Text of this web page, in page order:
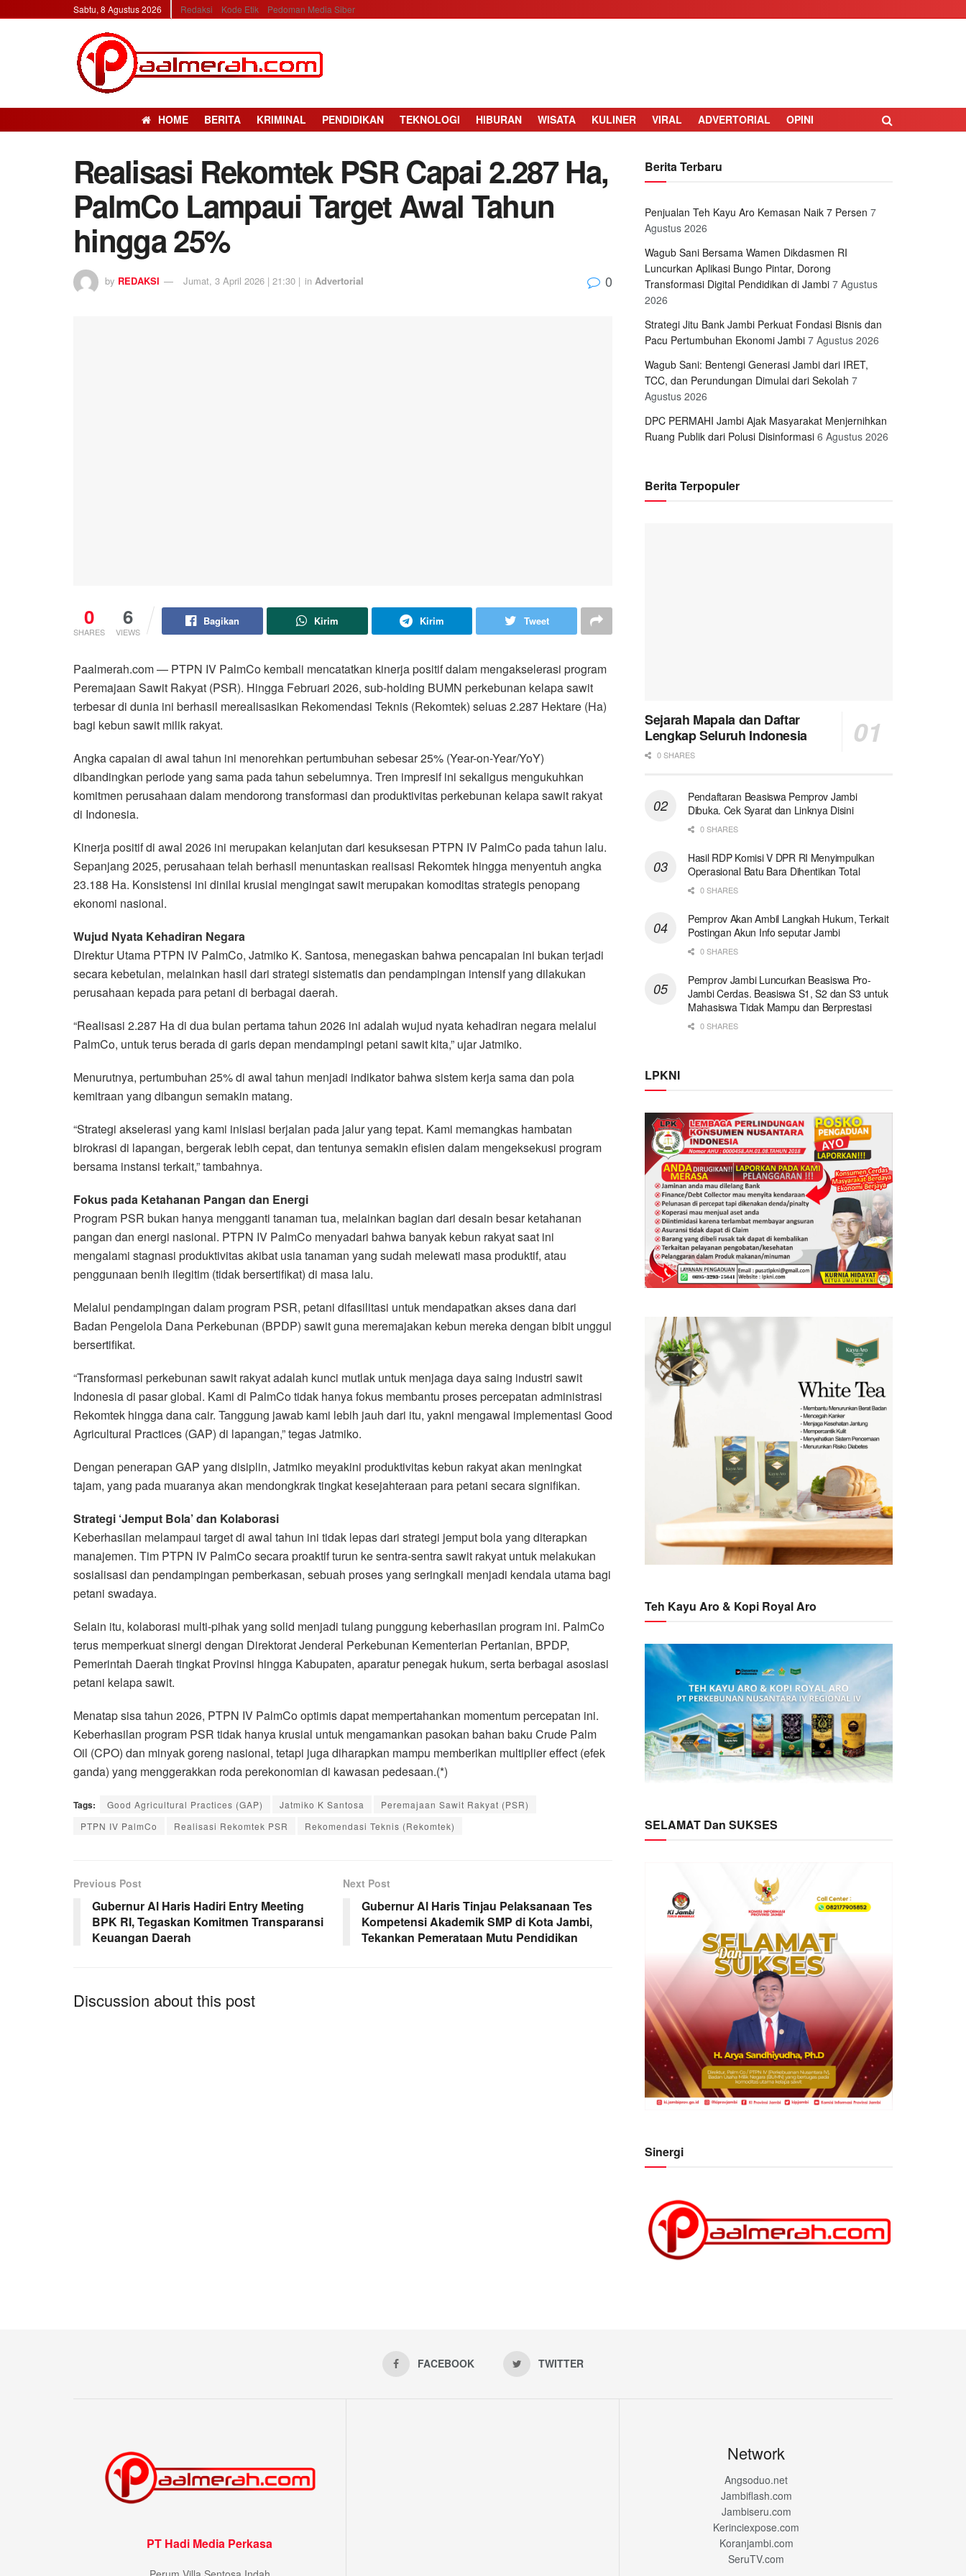
Sabtu, 8 Agustus 2026 Redaksi Kode Etik Pedoman Media Siber
HOME BERITA KRIMINAL PENDIDIKAN TEKNOLOGI HIBURAN WISATA KULINER VIRAL ADVERTORIAL OPINI
Realisasi Rekomtek PSR Capai 2.287 Ha,
PalmCo Lampaui Target Awal Tahun
hingga 25%
by REDAKSI Jumat, 3 April 2026 | 21:30 | in Advertorial 0
0
SHARES
6
VIEWS
Bagikan Kirim Kirim Tweet
Paalmerah.com — PTPN IV PalmCo kembali mencatatkan kinerja positif dalam mengakselerasi program
Peremajaan Sawit Rakyat (PSR). Hingga Februari 2026, sub-holding BUMN perkebunan kelapa sawit
terbesar di dunia ini berhasil merealisasikan Rekomendasi Teknis (Rekomtek) seluas 2.287 Hektare (Ha)
bagi kebun sawit milik rakyat.
Angka capaian di awal tahun ini menorehkan pertumbuhan sebesar 25% (Year-on-Year/YoY)
dibandingkan periode yang sama pada tahun sebelumnya. Tren impresif ini sekaligus mengukuhkan
komitmen perusahaan dalam mendorong transformasi dan produktivitas perkebunan kelapa sawit rakyat
di Indonesia.
Kinerja positif di awal 2026 ini merupakan kelanjutan dari kesuksesan PTPN IV PalmCo pada tahun lalu.
Sepanjang 2025, perusahaan telah berhasil menuntaskan realisasi Rekomtek hingga menyentuh angka
23.188 Ha. Konsistensi ini dinilai krusial mengingat sawit merupakan komoditas strategis penopang
ekonomi nasional.
Wujud Nyata Kehadiran Negara
Direktur Utama PTPN IV PalmCo, Jatmiko K. Santosa, menegaskan bahwa pencapaian ini bukan terjadi
secara kebetulan, melainkan hasil dari strategi sistematis dan pendampingan intensif yang dilakukan
perusahaan kepada para petani di berbagai daerah.
“Realisasi 2.287 Ha di dua bulan pertama tahun 2026 ini adalah wujud nyata kehadiran negara melalui
PalmCo, untuk terus berada di garis depan mendampingi petani sawit kita,” ujar Jatmiko.
Menurutnya, pertumbuhan 25% di awal tahun menjadi indikator bahwa sistem kerja sama dan pola
kemitraan yang dibangun semakin matang.
“Strategi akselerasi yang kami inisiasi berjalan pada jalur yang tepat. Kami memangkas hambatan
birokrasi di lapangan, bergerak lebih cepat, dan tentunya semakin efisien dalam mengeksekusi program
bersama instansi terkait,” tambahnya.
Fokus pada Ketahanan Pangan dan Energi
Program PSR bukan hanya mengganti tanaman tua, melainkan bagian dari desain besar ketahanan
pangan dan energi nasional. PTPN IV PalmCo menyadari bahwa banyak kebun rakyat saat ini
mengalami stagnasi produktivitas akibat usia tanaman yang sudah melewati masa produktif, atau
penggunaan benih ilegitim (tidak bersertifikat) di masa lalu.
Melalui pendampingan dalam program PSR, petani difasilitasi untuk mendapatkan akses dana dari
Badan Pengelola Dana Perkebunan (BPDP) sawit guna meremajakan kebun mereka dengan bibit unggul
bersertifikat.
“Transformasi perkebunan sawit rakyat adalah kunci mutlak untuk menjaga daya saing industri sawit
Indonesia di pasar global. Kami di PalmCo tidak hanya fokus membantu proses percepatan administrasi
Rekomtek hingga dana cair. Tanggung jawab kami lebih jauh dari itu, yakni mengawal implementasi Good
Agricultural Practices (GAP) di lapangan,” tegas Jatmiko.
Dengan penerapan GAP yang disiplin, Jatmiko meyakini produktivitas kebun rakyat akan meningkat
tajam, yang pada muaranya akan mendongkrak tingkat kesejahteraan para petani secara signifikan.
Strategi ‘Jemput Bola’ dan Kolaborasi
Keberhasilan melampaui target di awal tahun ini tidak lepas dari strategi jemput bola yang diterapkan
manajemen. Tim PTPN IV PalmCo secara proaktif turun ke sentra-sentra sawit rakyat untuk melakukan
sosialisasi dan pendampingan pemberkasan, sebuah proses yang seringkali menjadi kendala utama bagi
petani swadaya.
Selain itu, kolaborasi multi-pihak yang solid menjadi tulang punggung keberhasilan program ini. PalmCo
terus memperkuat sinergi dengan Direktorat Jenderal Perkebunan Kementerian Pertanian, BPDP,
Pemerintah Daerah tingkat Provinsi hingga Kabupaten, aparatur penegak hukum, serta berbagai asosiasi
petani kelapa sawit.
Menatap sisa tahun 2026, PTPN IV PalmCo optimis dapat mempertahankan momentum percepatan ini.
Keberhasilan program PSR tidak hanya krusial untuk mengamankan pasokan bahan baku Crude Palm
Oil (CPO) dan minyak goreng nasional, tetapi juga diharapkan mampu memberikan multiplier effect (efek
ganda) yang menggerakkan roda perekonomian di kawasan pedesaan.(*)
Tags: Good Agricultural Practices (GAP) Jatmiko K Santosa
Peremajaan Sawit Rakyat (PSR)
PTPN IV PalmCo
Realisasi Rekomtek PSR Rekomendasi Teknis (Rekomtek)
Previous Post
Gubernur Al Haris Hadiri Entry Meeting
BPK RI, Tegaskan Komitmen Transparansi
Keuangan Daerah
Next Post
Gubernur Al Haris Tinjau Pelaksanaan Tes
Kompetensi Akademik SMP di Kota Jambi,
Tekankan Pemerataan Mutu Pendidikan
Discussion about this post
Berita Terbaru
Penjualan Teh Kayu Aro Kemasan Naik 7 Persen 7
Agustus 2026
Wagub Sani Bersama Wamen Dikdasmen RI
Luncurkan Aplikasi Bungo Pintar, Dorong
Transformasi Digital Pendidikan di Jambi 7 Agustus
2026
Strategi Jitu Bank Jambi Perkuat Fondasi Bisnis dan
Pacu Pertumbuhan Ekonomi Jambi 7 Agustus 2026
Wagub Sani: Bentengi Generasi Jambi dari IRET,
TCC, dan Perundungan Dimulai dari Sekolah 7
Agustus 2026
DPC PERMAHI Jambi Ajak Masyarakat Menjernihkan
Ruang Publik dari Polusi Disinformasi 6 Agustus 2026
Berita Terpopuler
Sejarah Mapala dan Daftar
Lengkap Seluruh Indonesia
0 SHARES
Pendaftaran Beasiswa Pemprov Jambi
Dibuka. Cek Syarat dan Linknya Disini
0 SHARES
Hasil RDP Komisi V DPR RI Menyimpulkan
Operasional Batu Bara Dihentikan Total
0 SHARES
Pemprov Akan Ambil Langkah Hukum, Terkait
Postingan Akun Info seputar Jambi
0 SHARES
Pemprov Jambi Luncurkan Beasiswa Pro-
Jambi Cerdas. Beasiswa S1, S2 dan S3 untuk
Mahasiswa Tidak Mampu dan Berprestasi
0 SHARES
LPKNI
Teh Kayu Aro & Kopi Royal Aro
SELAMAT Dan SUKSES
Sinergi
FACEBOOK TWITTER
PT Hadi Media Perkasa
Network
Angsoduo.net
Jambiflash.com
Jambiseru.com
Kerinciexpose.com
Koranjambi.com
SeruTV.com